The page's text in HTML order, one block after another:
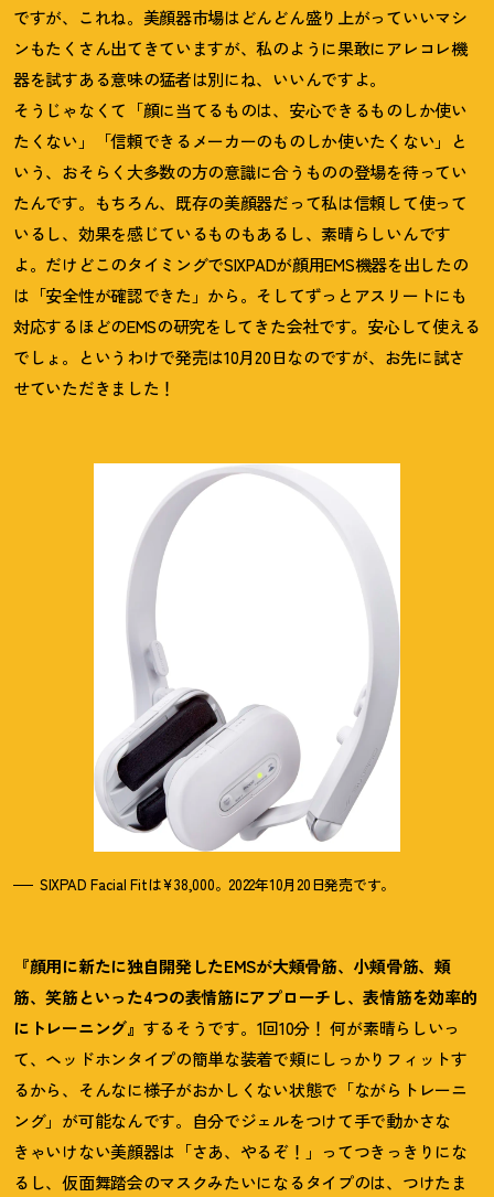
ですが、これね。美顔器市場はどんどん盛り上がっていいマシ
ンもたくさん出てきていますが、私のように果敢にアレコレ機
器を試すある意味の猛者は別にね、いいんですよ。
そうじゃなくて「顔に当てるものは、安心できるものしか使い
たくない」「信頼できるメーカーのものしか使いたくない」と
いう、おそらく大多数の方の意識に合うものの登場を待ってい
たんです。もちろん、既存の美顔器だって私は信頼して使って
いるし、効果を感じているものもあるし、素晴らしいんです
よ。だけどこのタイミングでSIXPADが顔用EMS機器を出したの
は「安全性が確認できた」から。そしてずっとアスリートにも
対応するほどのEMSの研究をしてきた会社です。安心して使える
でしょ。というわけで発売は10月20日なのですが、お先に試さ
せていただきました ！
SIXPAD Facial Fitは¥38,000。2022年10月20日発売です。
『顔用に新たに独自開発したEMSが大頬骨筋、小頬骨筋、頬
筋、笑筋といった4つの表情筋にアプローチし、表情筋を効率的
にトレーニング』 するそうです。1回10分 ！ 何が素晴らしいっ
て、ヘッドホンタイプの簡単な装着で頬にしっかりフィットす
るから、そんなに様子がおかしくない状態で「ながらトレーニ
ング」が可能なんです。自分でジェルをつけて手で動かさな
きゃいけない美顔器は「さあ、やるぞ！ 」ってつきっきりにな
るし、仮面舞踏会のマスクみたいになるタイプのは、つけたま